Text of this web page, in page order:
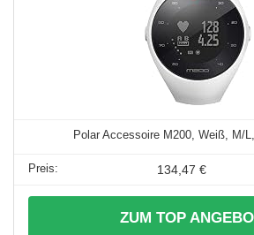
Polar Accessoire M200, Weiß, M/
134,47 €
ZUM TOP